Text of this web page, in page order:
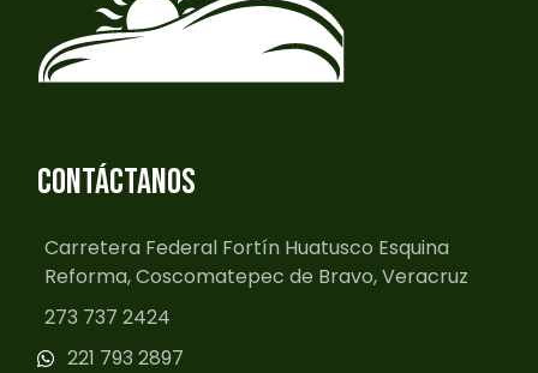
CONTÁCTANOS
Carretera Federal Fortín Huatusco Esquina
Reforma, Coscomatepec de Bravo, Veracruz
273 737 2424
221 793 2897